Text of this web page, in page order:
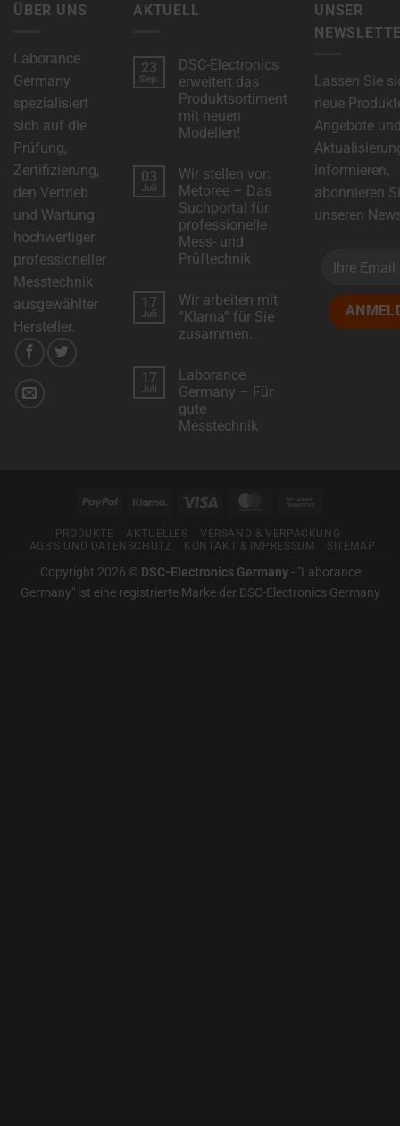
ÜBER UNS
Laborance
Germany
spezialisiert
sich auf die
Prüfung,
Zertifizierung,
den Vertrieb
und Wartung
hochwertiger
professioneller
Messtechnik
ausgewählter
Hersteller.
AKTUELL
23
Sep.
DSC-Electronics
erweitert das
Produktsortiment
mit neuen
Modellen!
zu
DSC-
Electronics
erweitert
das
Produktsortiment
mit
neuen
Modellen!
03
Juli
Wir stellen vor:
Metoree – Das
Suchportal für
professionelle
Mess- und
Prüftechnik
zu
Wir
stellen
vor:
Das
Suchportal
für
professionelle
Mess-
und
17
Juli
Wir arbeiten mit
“Klarna” für Sie
zusammen.
Wir
arbeiten
mit
“Klarna”
für
17
Juli
Laborance
Germany – Für
gute
Messtechnik
Messtechnik
UNSER
Lassen Sie
neue
Angebote
informieren,
abonnieren
unseren
PayPal Klarna Visa MasterCard
PRODUKTE AKTUELLES
VERSAND & VERPACKUNG
AGB’S UND DATENSCHUTZ
KONTAKT & IMPRESSUM SITEMAP
Copyright 2026 © DSC-Electronics Germany- "Laborance
Germany" ist eine registrierte Marke der DSC-Electronics Germany